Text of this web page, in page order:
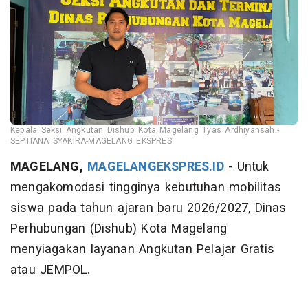
Kepala Seksi Angkutan Dishub Kota Magelang Tyas Ardhiyansah.-
SEPTIANA SYAKIRA-MAGELANG EKSPRES
MAGELANG, MAGELANGEKSPRES.ID- Untuk
mengakomodasi tingginya kebutuhan mobilitas
siswa pada tahun ajaran baru 2026/2027, Dinas
Perhubungan (Dishub) Kota Magelang
menyiagakan layanan Angkutan Pelajar Gratis
atau JEMPOL.